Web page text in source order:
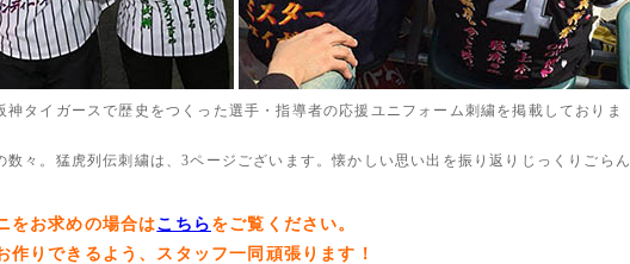
神タイガースで歴史をつくった選手・指導者の応援ユニフォーム刺繍を掲載しておりま
数々。猛虎列伝刺繍は、3ページございます。懐かしい思い出を振り返りじっくりごらん
をお求めの場合はこちら をご覧ください。
作りできるよう、スタッフ一同頑張ります！